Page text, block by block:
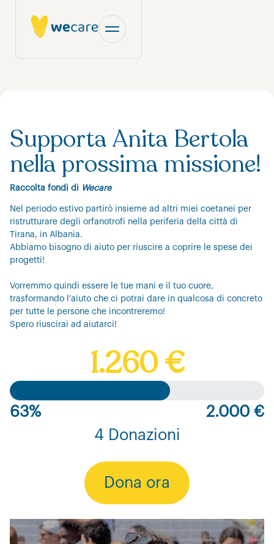
Supporta Anita Bertola
nella prossima missione!
Raccolta fondi di Wecare
Nel periodo estivo partirò insieme ad altri miei coetanei per
ristrutturare degli orfanotrofi nella periferia della città di
Tirana, in Albania.
Abbiamo bisogno di aiuto per riuscire a coprire le spese dei
progetti!
Vorremmo quindi essere le tue mani e il tuo cuore,
trasformando l'aiuto che ci potrai dare in qualcosa di concreto
per tutte le persone che incontreremo!
Spero riuscirai ad aiutarci!
1.260 €
63%
2.000 €
4 Donazioni
Dona ora